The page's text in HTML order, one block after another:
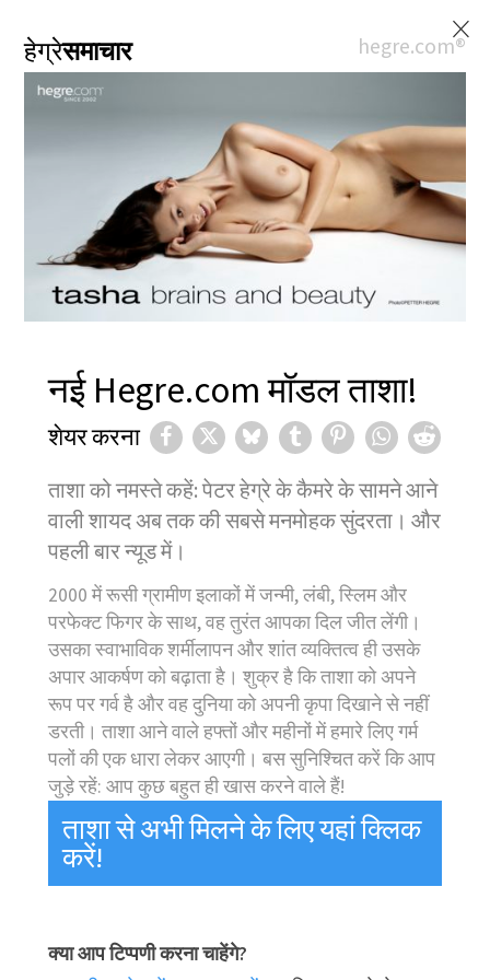
×
हेग्रेसमाचार hegre.com®
नई Hegre.com मॉडल ताशा!
शेयर करना
ताशा को नमस्ते कहें: पेटर हेग्रे के कैमरे के सामने आने
वाली शायद अब तक की सबसे मनमोहक सुंदरता। और
पहली बार न्यूड में।
2000 में रूसी ग्रामीण इलाकों में जन्मी, लंबी, स्लिम और
परफेक्ट फिगर के साथ, वह तुरंत आपका दिल जीत लेंगी।
उसका स्वाभाविक शर्मीलापन और शांत व्यक्तित्व ही उसके
अपार आकर्षण को बढ़ाता है। शुक्र है कि ताशा को अपने
रूप पर गर्व है और वह दुनिया को अपनी कृपा दिखाने से नहीं
डरती। ताशा आने वाले हफ्तों और महीनों में हमारे लिए गर्म
पलों की एक धारा लेकर आएगी। बस सुनिश्चित करें कि आप
जुड़े रहें: आप कुछ बहुत ही खास करने वाले हैं!
ताशा से अभी मिलने के लिए यहां क्लिक
करें!
क्या आप टिप्पणी करना चाहेंगे?